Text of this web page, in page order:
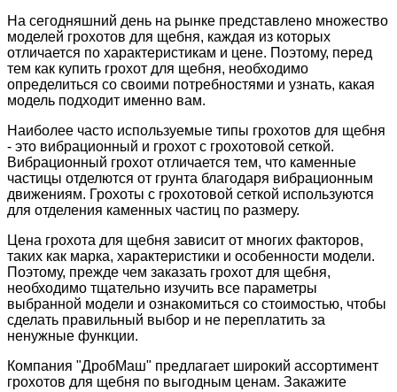
На сегодняшний день на рынке представлено множество
моделей грохотов для щебня, каждая из которых
отличается по характеристикам и цене. Поэтому, перед
тем как купить грохот для щебня, необходимо
определиться со своими потребностями и узнать, какая
модель подходит именно вам.
Наиболее часто используемые типы грохотов для щебня
- это вибрационный и грохот с грохотовой сеткой.
Вибрационный грохот отличается тем, что каменные
частицы отделются от грунта благодаря вибрационным
движениям. Грохоты с грохотовой сеткой используются
для отделения каменных частиц по размеру.
Цена грохота для щебня зависит от многих факторов,
таких как марка, характеристики и особенности модели.
Поэтому, прежде чем заказать грохот для щебня,
необходимо тщательно изучить все параметры
выбранной модели и ознакомиться со стоимостью, чтобы
сделать правильный выбор и не переплатить за
ненужные функции.
Компания "ДробМаш" предлагает широкий ассортимент
грохотов для щебня по выгодным ценам. Закажите